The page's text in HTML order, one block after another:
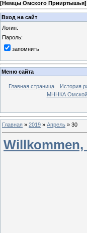
[Немцы Омского Прииртышья]
Вход на сайт
Логин:
Пароль:
запомнить
Меню сайта
Главная страница История
МННКА Омской
Главная » 2019 » Апрель » 30
Willkommen,